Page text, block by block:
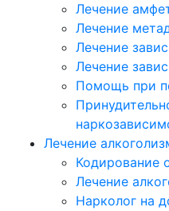
Лечение
Лечение
Лечение
Лечение
Помощь при
Лечение
Кодирование
Лечение
Нарколог на